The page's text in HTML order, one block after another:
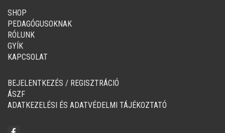
SHOP
PEDAGÓGUSOKNAK
RÓLUNK
GYÍK
KAPCSOLAT
BEJELENTKEZÉS / REGISZTRÁCIÓ
ÁSZF
ADATKEZELÉSI ÉS ADATVÉDELMI TÁJÉKOZTATÓ